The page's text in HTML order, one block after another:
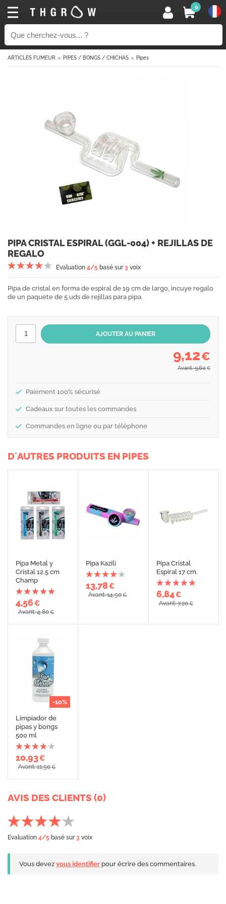
0
ARTICLES FUMEUR PIPES / BONGS / CHICHAS Pipes
PIPA CRISTAL ESPIRAL (GGL-004) + REJILLAS DE
REGALO
Evaluation 4/5 basé sur3 voix
Pipa de cristal en forma de espiral de 19 cm de largo, incuye regalo
de un paquete de 5 uds de rejillas para pipa.
9,12€
Avant: 9,60 €
Paiement 100% sécurisé
Cadeaux sur toutes les commandes
Commandes en ligne ou par téléphone
D´AUTRES PRODUITS EN PIPES
Pipa Metal y
Cristal 12.5 cm
Champ
4,56€
Avant: 4,80€
Pipa Kazili
13,78€
Avant: 14,50€
Pipa Cristal
Espiral 17 cm.
6,84€
Avant: 7,20€
-10%
Limpiador de
pipas y bongs
500 ml
10,93€
Avant: 11,50€
AVIS DES CLIENTS (0)
Evaluation 4/5 basé sur3 voix
Vous devez vous identifier pour écrire des commentaires.